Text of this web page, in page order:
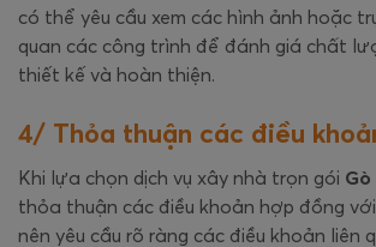
có thể yêu cầu xem các hình ảnh hoặc
quan các công trình để đánh giá chất
thiết kế và hoàn thiện.
4/ Thỏa thuận các điều
Khi lựa chọn dịch vụ xây nhà trọn gói Gò
thỏa thuận các điều khoản hợp đồng
nên yêu cầu rõ ràng các điều khoản liên